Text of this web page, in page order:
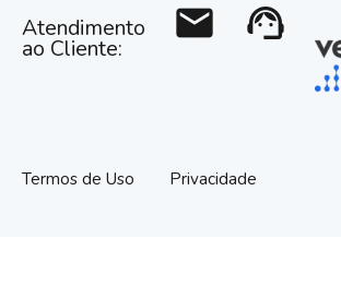
Atendimento
ao Cliente:
mail support_agent
Termos de Uso Privacidade